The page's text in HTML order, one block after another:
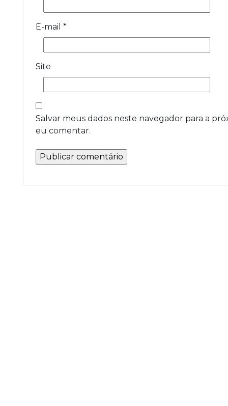
E-mail *
Site
Salvar meus dados neste navegador para a
eu comentar.